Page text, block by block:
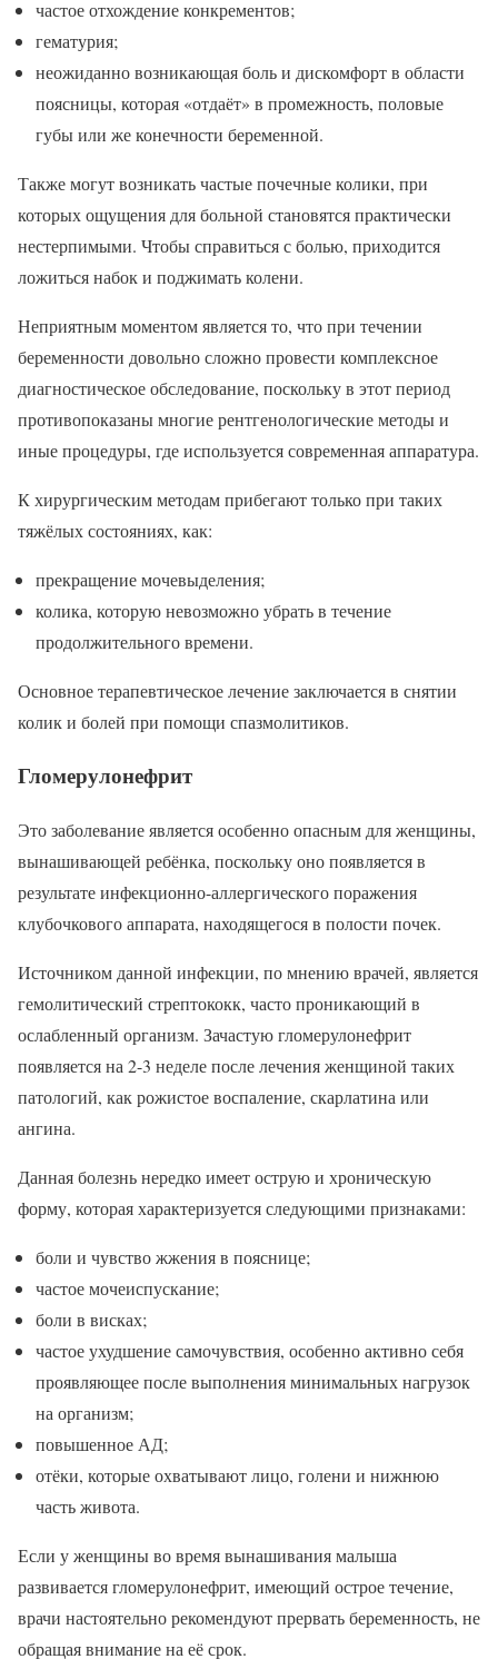
частое отхождение конкрементов;
гематурия;
неожиданно возникающая боль и дискомфорт в области
поясницы, которая «отдаёт» в промежность, половые
губы или же конечности беременной.
Также могут возникать частые почечные колики, при
которых ощущения для больной становятся практически
нестерпимыми. Чтобы справиться с болью, приходится
ложиться набок и поджимать колени.
Неприятным моментом является то, что при течении
беременности довольно сложно провести комплексное
диагностическое обследование, поскольку в этот период
противопоказаны многие рентгенологические методы и
иные процедуры, где используется современная аппаратура.
К хирургическим методам прибегают только при таких
тяжёлых состояниях, как:
прекращение мочевыделения;
колика, которую невозможно убрать в течение
продолжительного времени.
Основное терапевтическое лечение заключается в снятии
колик и болей при помощи спазмолитиков.
Гломерулонефрит
Это заболевание является особенно опасным для женщины,
вынашивающей ребёнка, поскольку оно появляется в
результате инфекционно-аллергического поражения
клубочкового аппарата, находящегося в полости почек.
Источником данной инфекции, по мнению врачей, является
гемолитический стрептококк, часто проникающий в
ослабленный организм. Зачастую гломерулонефрит
появляется на 2-3 неделе после лечения женщиной таких
патологий, как рожистое воспаление, скарлатина или
ангина.
Данная болезнь нередко имеет острую и хроническую
форму, которая характеризуется следующими признаками:
боли и чувство жжения в пояснице;
частое мочеиспускание;
боли в висках;
частое ухудшение самочувствия, особенно активно себя
проявляющее после выполнения минимальных нагрузок
на организм;
повышенное АД;
отёки, которые охватывают лицо, голени и нижнюю
часть живота.
Если у женщины во время вынашивания малыша
развивается гломерулонефрит, имеющий острое течение,
врачи настоятельно рекомендуют прервать беременность, не
обращая внимание на её срок.